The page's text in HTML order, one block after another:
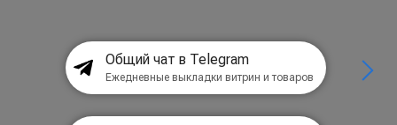
Общий чат в Telegram
Ежедневные выкладки витрин и товаров